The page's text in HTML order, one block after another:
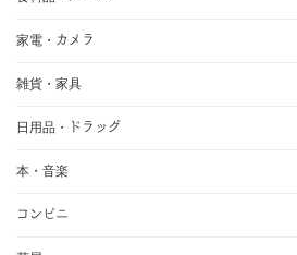
家電・カメラ
雑貨・家具
日用品・ドラッグ
本・音楽
コンビニ